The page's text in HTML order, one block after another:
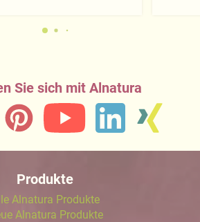
Sie sich mit Alnatura
Produkte
Alnatura Produkte
Alnatura Produkte